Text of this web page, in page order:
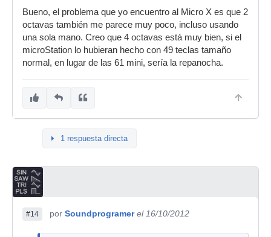
Bueno, el problema que yo encuentro al Micro X es que 2
octavas también me parece muy poco, incluso usando
una sola mano. Creo que 4 octavas está muy bien, si el
microStation lo hubieran hecho con 49 teclas tamaño
normal, en lugar de las 61 mini, sería la repanocha.
1 respuesta directa
#14 por Soundprogramer el 16/10/2012